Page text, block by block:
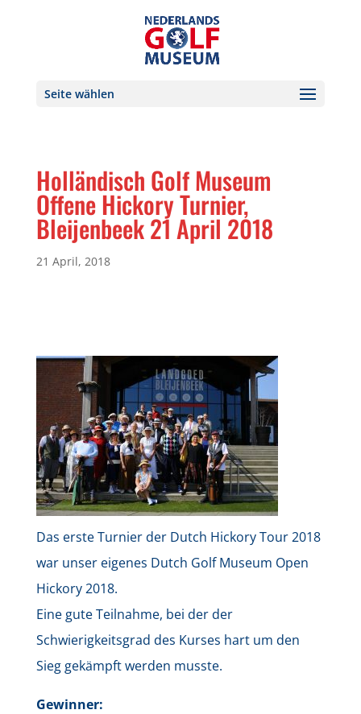
Seite wählen
Holländisch Golf Museum
Offene Hickory Turnier,
Bleijenbeek 21 April 2018
21 April, 2018
Das erste Turnier der Dutch Hickory Tour 2018
war unser eigenes Dutch Golf Museum Open
Hickory 2018.
Eine gute Teilnahme, bei der der
Schwierigkeitsgrad des Kurses hart um den
Sieg gekämpft werden musste.
Gewinner: